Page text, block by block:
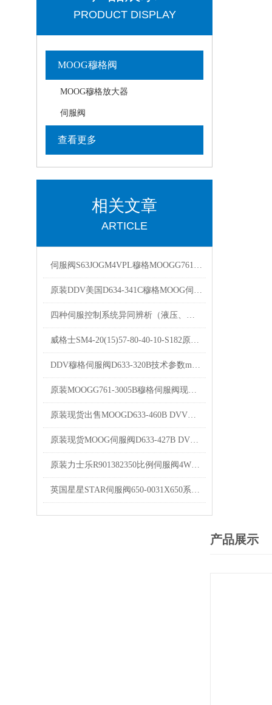
PRODUCT DISPLAY
MOOG穆格阀
MOOG穆格放大器
伺服阀
查看更多
相关文章
ARTICLE
伺服阀S63JOGM4VPL穆格MOOGG761-3005B
原装DDV美国D634-341C穆格MOOG伺服阀
四种伺服控制系统异同辨析（液压、交流、直流、电液）
威格士SM4-20(15)57-80-40-10-S182原装DANFOSS伺服阀
DDV穆格伺服阀D633-320B技术参数moogD633-7423
原装MOOGG761-3005B穆格伺服阀现货资料 样本
原装现货出售MOOGD633-460B DVV穆格伺服阀
原装现货MOOG伺服阀D633-427B DVV伺服阀样本
原装力士乐R901382350比例伺服阀4WRPEH6C3B40L优势
英国星星STAR伺服阀650-0031X650系列优势出售
产品展示